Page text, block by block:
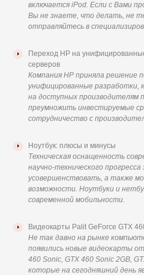
включается iPod. Если с Вами
Вы не знаете, что делать, не
отправляйтесь в
Переход HP на
серверов
Компания HP приняла решение
унифицированные разработки,
на доступных производителям
преумножить инвестируемые
сотрудничество с
Ноутбук: плюсы и минусы
Техническая оснащенность
научно-технического
усовершенствовать, а также
возможности. Ноутбуки и
современной мобильности.
Видеокарты Palit GeForce GTX
Не так давно на рынке
появились новые видеокарты
460 Sonic, GTX 460 Sonic 2GB,
которые на сегодняшний день